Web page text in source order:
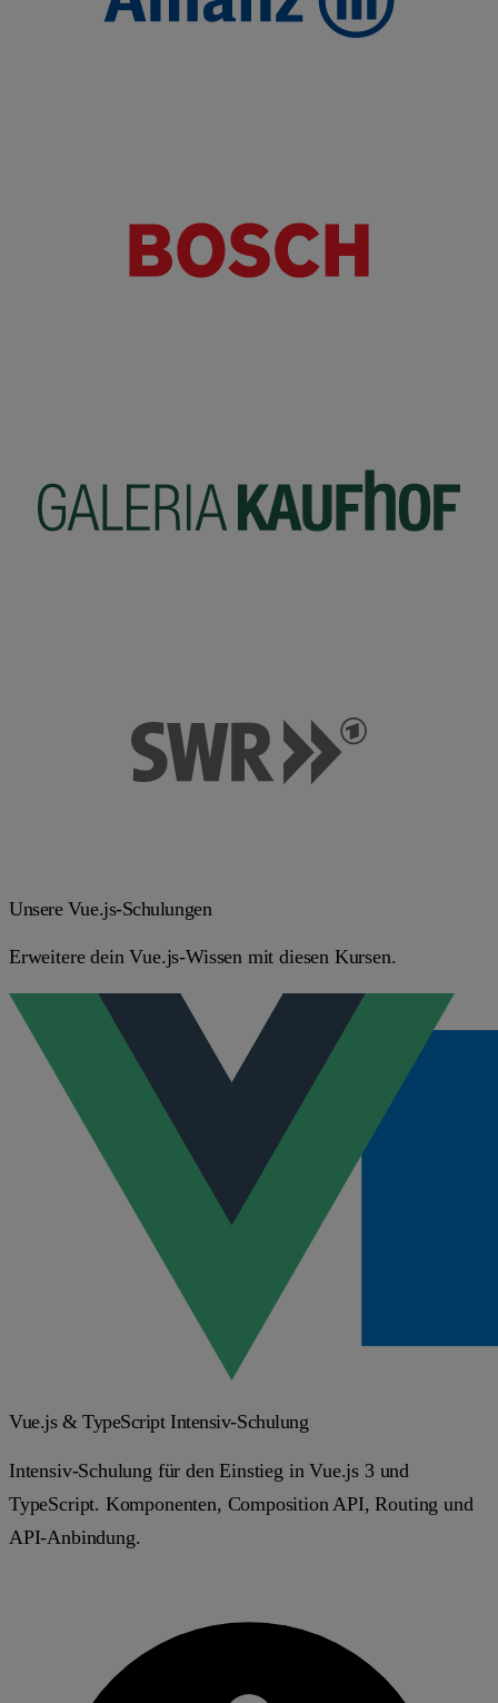
Unsere Vue.js-Schulungen
Erweitere dein Vue.js-Wissen mit diesen Kursen.
Vue.js & TypeScript Intensiv-Schulung
Intensiv-Schulung für den Einstieg in Vue.js 3 und
TypeScript. Komponenten, Composition API, Routing und
API-Anbindung.